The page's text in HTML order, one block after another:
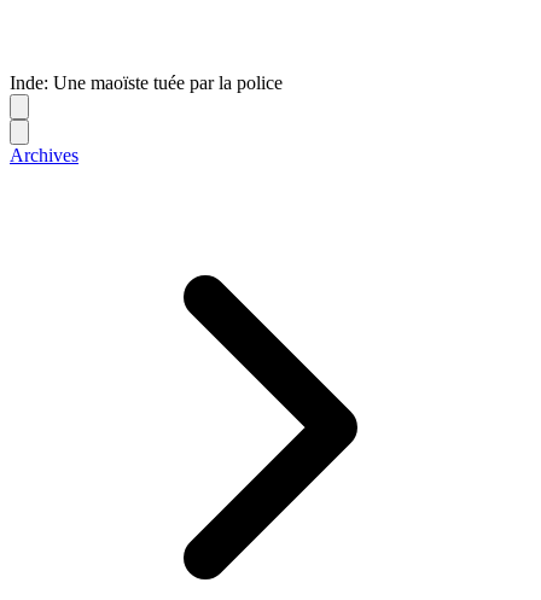
Inde: Une maoïste tuée par la police
Archives